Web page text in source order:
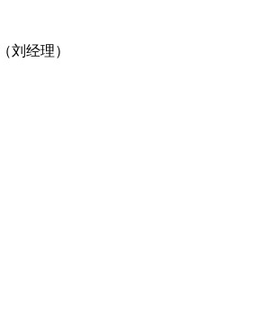
刘经理）